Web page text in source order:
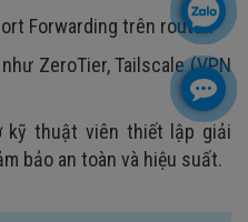
Forwarding trên router.
ZeroTier, Tailscale (VPN
kỹ thuật viên thiết lập giải
bảo an toàn và hiệu suất.